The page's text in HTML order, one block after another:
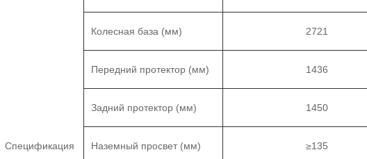
Спецификация
Колесная база (мм) 2721
Передний протектор (мм) 1436
Задний протектор (мм) 1450
Наземный просвет (мм) ≥135